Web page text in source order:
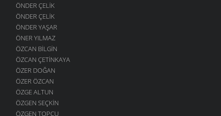
ÖNDER ÇELIK
ÖNDER ÇELIK
ÖNDER YAŞAR
ÖNER YILMAZ
ÖZCAN BILGIN
ÖZCAN ÇETINKAYA
ÖZER DOĞAN
ÖZER ÖZCAN
ÖZGE ALTUN
ÖZGEN SEÇKIN
ÖZGEN TOPÇU